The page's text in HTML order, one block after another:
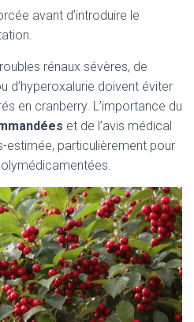
avant d’introduire le
rénaux sévères, de
d’hyperoxalurie doivent éviter
en cranberry. L’importance du
et de l’avis médical
estimée, particulièrement pour